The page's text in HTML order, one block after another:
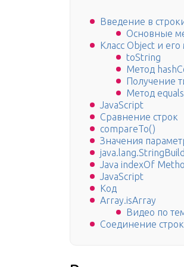
Введение в
Основные
Класс Object и
toString
Метод
Получение
Метод equals
JavaScript
Сравнение строк
compareTo()
Значения
Java indexOf
JavaScript
Код
Array.isArray
Видео по
Соединение строк